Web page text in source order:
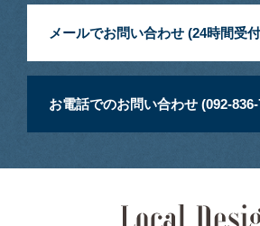
メールでお問い合わせ (24時間受
お電話でのお問い合わせ (092-